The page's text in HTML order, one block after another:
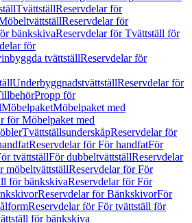
TvättställReservdelar för
Reservdelar för
bänkskivaReservdelar för Tvättställ för
för
tvättställReservdelar för
UnderbyggnadstvättställReservdelar för
Propp för
MöbelpaketMöbelpaket med
för Möbelpaket med
TvättställsunderskåpReservdelar för
Reservdelar för För handfatFör
tvättställFör dubbeltvättställReservdelar
möbeltvättställReservdelar för För
för bänkskivaReservdelar för För
Reservdelar för BänkskivorFör
Reservdelar för För tvättställ för
för bänkskiva